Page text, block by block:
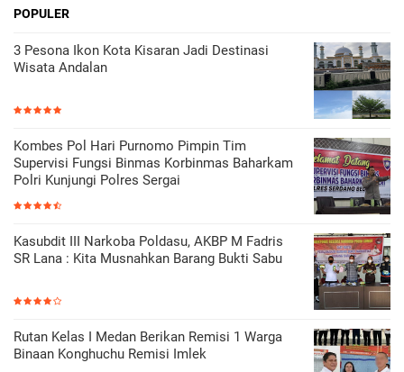
POPULER
3 Pesona Ikon Kota Kisaran Jadi Destinasi
Wisata Andalan
Kombes Pol Hari Purnomo Pimpin Tim
Supervisi Fungsi Binmas Korbinmas Baharkam
Polri Kunjungi Polres Sergai
Kasubdit III Narkoba Poldasu, AKBP M Fadris
SR Lana : Kita Musnahkan Barang Bukti Sabu
Rutan Kelas I Medan Berikan Remisi 1 Warga
Binaan Konghuchu Remisi Imlek